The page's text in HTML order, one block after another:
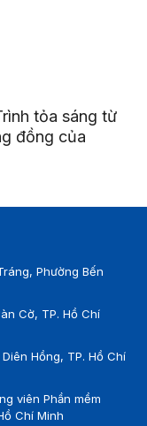
tỏa sáng từ
đồng của
Phường Bến
Cờ, TP. Hồ Chí
Hồng, TP. Hồ Chí
viên Phần mềm
Chí Minh